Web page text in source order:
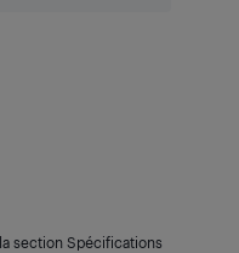
section Spécifications